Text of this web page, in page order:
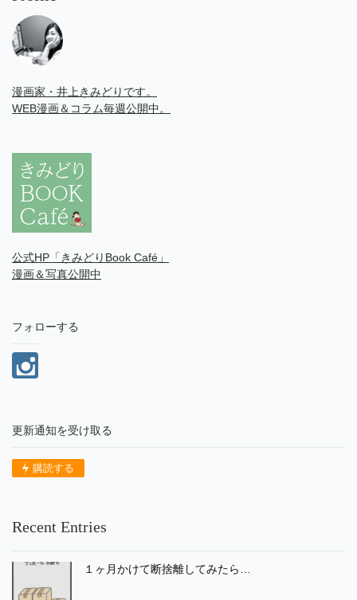
漫画家・井上きみどりです。
WEB漫画＆コラム毎週公開中。
公式HP「きみどりBook Café」
漫画＆写真公開中
フォローする
更新通知を受け取る
購読する
Recent Entries
１ヶ月かけて断捨離してみたら…